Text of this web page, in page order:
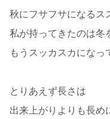
秋にフサフサになるス
私が持ってきたのは冬
もうスッカスカになっ
とりあえず長さは
出来上がりよりも長め